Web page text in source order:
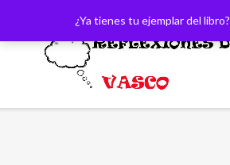
¿Ya tienes tu ejemplar del libro?
contenido